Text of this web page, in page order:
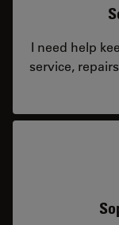
I need help
service,